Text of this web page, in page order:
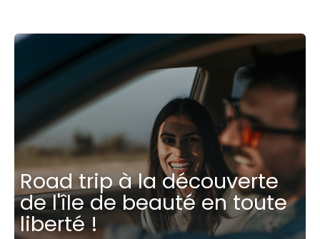
Road trip à la découverte
de l'île de beauté en toute
liberté !